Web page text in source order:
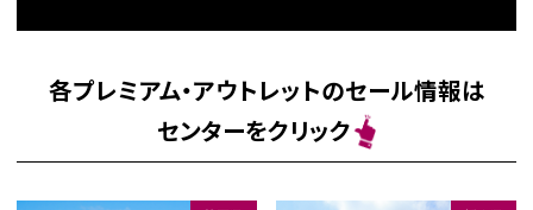
各プレミアム・アウトレットのセール情報は
センターをクリック